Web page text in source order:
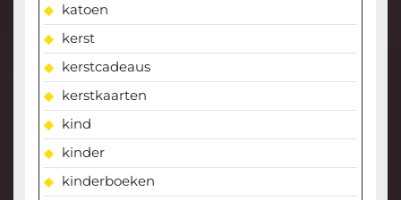
katoen
kerst
kerstcadeaus
kerstkaarten
kind
kinder
kinderboeken